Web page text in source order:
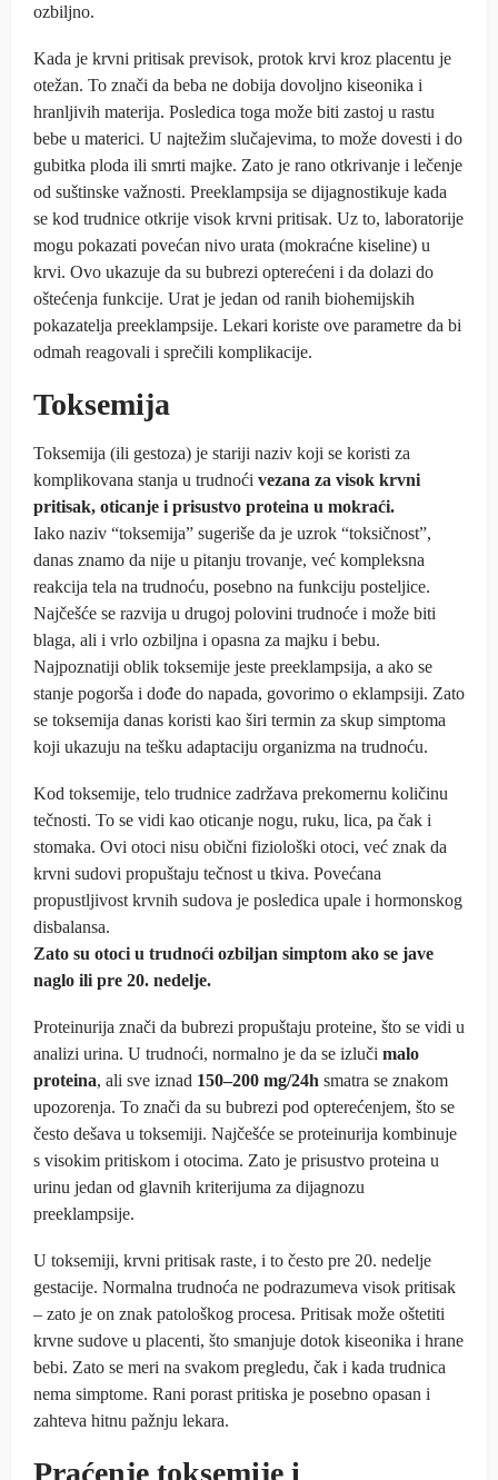
ozbiljno.
Kada je krvni pritisak previsok, protok krvi kroz placentu je
otežan. To znači da beba ne dobija dovoljno kiseonika i
hranljivih materija. Posledica toga može biti zastoj u rastu
bebe u materici. U najtežim slučajevima, to može dovesti i do
gubitka ploda ili smrti majke. Zato je rano otkrivanje i lečenje
od suštinske važnosti. Preeklampsija se dijagnostikuje kada
se kod trudnice otkrije visok krvni pritisak. Uz to, laboratorije
mogu pokazati povećan nivo urata (mokraćne kiseline) u
krvi. Ovo ukazuje da su bubrezi opterećeni i da dolazi do
oštećenja funkcije. Urat je jedan od ranih biohemijskih
pokazatelja preeklampsije. Lekari koriste ove parametre da bi
odmah reagovali i sprečili komplikacije.
Toksemija
Toksemija (ili gestoza) je stariji naziv koji se koristi za
komplikovana stanja u trudnoći vezana za visok krvni
pritisak, oticanje i prisustvo proteina u mokraći.
Iako naziv “toksemija” sugeriše da je uzrok “toksičnost”,
danas znamo da nije u pitanju trovanje, već kompleksna
reakcija tela na trudnoću, posebno na funkciju posteljice.
Najčešće se razvija u drugoj polovini trudnoće i može biti
blaga, ali i vrlo ozbiljna i opasna za majku i bebu.
Najpoznatiji oblik toksemije jeste preeklampsija, a ako se
stanje pogorša i dođe do napada, govorimo o eklampsiji. Zato
se toksemija danas koristi kao širi termin za skup simptoma
koji ukazuju na tešku adaptaciju organizma na trudnoću.
Kod toksemije, telo trudnice zadržava prekomernu količinu
tečnosti. To se vidi kao oticanje nogu, ruku, lica, pa čak i
stomaka. Ovi otoci nisu obični fiziološki otoci, već znak da
krvni sudovi propuštaju tečnost u tkiva. Povećana
propustljivost krvnih sudova je posledica upale i hormonskog
disbalansa.
Zato su otoci u trudnoći ozbiljan simptom ako se jave
naglo ili pre 20. nedelje.
Proteinurija znači da bubrezi propuštaju proteine, što se vidi u
analizi urina. U trudnoći, normalno je da se izluči malo
proteina, ali sve iznad 150–200 mg/24h smatra se znakom
upozorenja. To znači da su bubrezi pod opterećenjem, što se
često dešava u toksemiji. Najčešće se proteinurija kombinuje
s visokim pritiskom i otocima. Zato je prisustvo proteina u
urinu jedan od glavnih kriterijuma za dijagnozu
preeklampsije.
U toksemiji, krvni pritisak raste, i to često pre 20. nedelje
gestacije. Normalna trudnoća ne podrazumeva visok pritisak
– zato je on znak patološkog procesa. Pritisak može oštetiti
krvne sudove u placenti, što smanjuje dotok kiseonika i hrane
bebi. Zato se meri na svakom pregledu, čak i kada trudnica
nema simptome. Rani porast pritiska je posebno opasan i
zahteva hitnu pažnju lekara.
Praćenje toksemije i